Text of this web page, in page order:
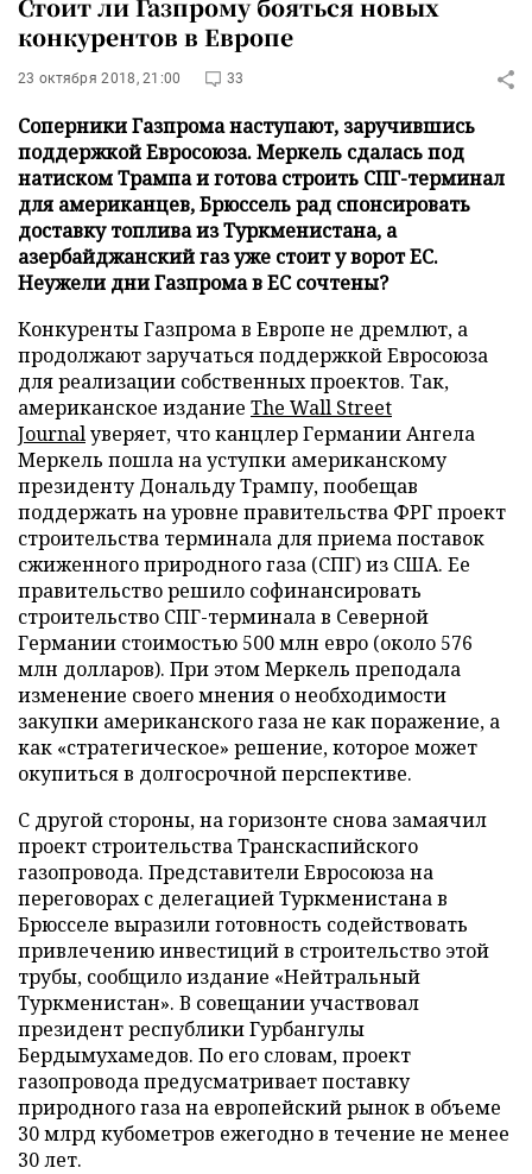
Стоит ли Газпрому бояться новых
конкурентов в Европе
23 октября 2018, 21:00 33
Соперники Газпрома наступают, заручившись
поддержкой Евросоюза. Меркель сдалась под
натиском Трампа и готова строить СПГ-терминал
для американцев, Брюссель рад спонсировать
доставку топлива из Туркменистана, а
азербайджанский газ уже стоит у ворот ЕС.
Неужели дни Газпрома в ЕС сочтены?
Конкуренты Газпрома в Европе не дремлют, а
продолжают заручаться поддержкой Евросоюза
для реализации собственных проектов. Так,
американское издание The Wall Street
Journalуверяет, что канцлер Германии Ангела
Меркель пошла на уступки американскому
президенту Дональду Трампу, пообещав
поддержать на уровне правительства ФРГ проект
строительства терминала для приема поставок
сжиженного природного газа (СПГ) из США. Ее
правительство решило софинансировать
строительство СПГ-терминала в Северной
Германии стоимостью 500 млн евро (около 576
млн долларов). При этом Меркель преподала
изменение своего мнения о необходимости
закупки американского газа не как поражение, а
как «стратегическое» решение, которое может
окупиться в долгосрочной перспективе.
С другой стороны, на горизонте снова замаячил
проект строительства Транскаспийского
газопровода. Представители Евросоюза на
переговорах с делегацией Туркменистана в
Брюсселе выразили готовность содействовать
привлечению инвестиций в строительство этой
трубы, сообщило издание «Нейтральный
Туркменистан». В совещании участвовал
президент республики Гурбангулы
Бердымухамедов. По его словам, проект
газопровода предусматривает поставку
природного газа на европейский рынок в объеме
30 млрд кубометров ежегодно в течение не менее
30 лет.